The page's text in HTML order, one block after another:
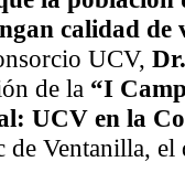
calidad de
UCV,
de la “I
UCV en la
de Ventanilla,